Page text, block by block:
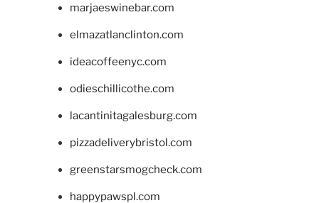
marjaeswinebar.com
elmazatlanclinton.com
ideacoffeenyc.com
odieschillicothe.com
lacantinitagalesburg.com
pizzadeliverybristol.com
greenstarsmogcheck.com
happypawspl.com